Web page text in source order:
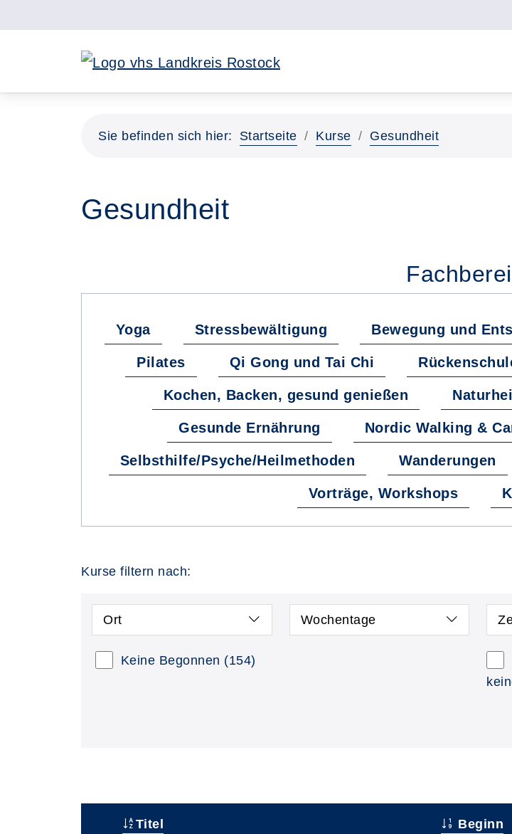
Sie befinden sich hier: Startseite Kurse Gesundheit
Gesundheit
Yoga Stressbewältigung Bewegung und
Pilates Qi Gong und Tai Chi
Kochen, Backen, gesund genießen
Gesunde Ernährung Nordic Walking &
Selbsthilfe/Psyche/Heilmethoden Wanderungen
Vorträge, Workshops
Kurse filtern nach:
Ort Wochentage
Keine Begonnen (154)
Titel Beginn